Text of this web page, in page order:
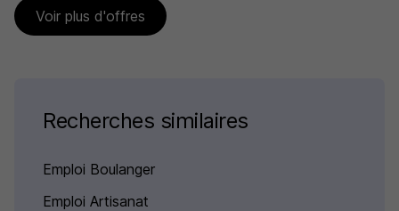
Voir plus d'offres
Recherches similaires
Emploi Boulanger
Emploi Artisanat